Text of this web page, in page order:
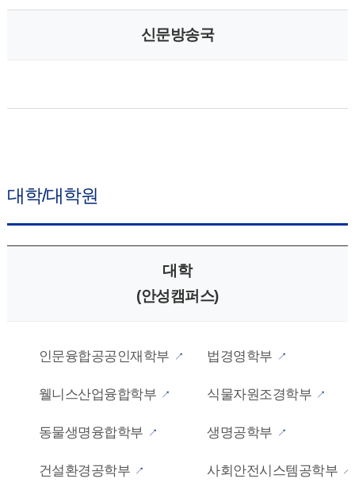
신문방송국
대학/대학원
대학
(안성캠퍼스)
인문융합공공인재학부 법경영학부
웰니스산업융합학부 식물자원조경학부
동물생명융합학부 생명공학부
건설환경공학부 사회안전시스템공학부